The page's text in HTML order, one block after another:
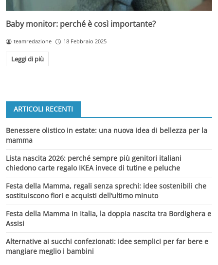
Baby monitor: perché è così importante?
teamredazione 18 Febbraio 2025
Leggi di più
ARTICOLI RECENTI
Benessere olistico in estate: una nuova idea di bellezza per la
mamma
Lista nascita 2026: perché sempre più genitori italiani
chiedono carte regalo IKEA invece di tutine e peluche
Festa della Mamma, regali senza sprechi: idee sostenibili che
sostituiscono fiori e acquisti dell’ultimo minuto
Festa della Mamma in Italia, la doppia nascita tra Bordighera e
Assisi
Alternative ai succhi confezionati: idee semplici per far bere e
mangiare meglio i bambini